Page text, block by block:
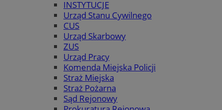
INSTYTUCJE
Urząd Stanu Cywilnego
CUS
Urząd Skarbowy
ZUS
Urząd Pracy
Komenda Miejska Policji
Straż Miejska
Straż Pożarna
Sąd Rejonowy